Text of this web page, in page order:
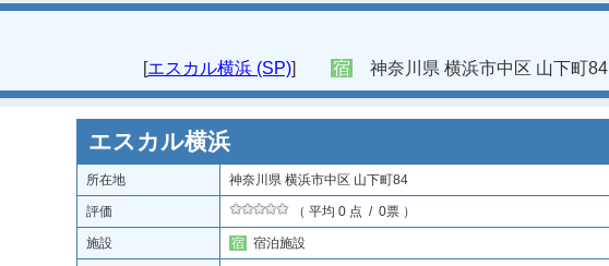
[エスカル横浜 (SP)] 宿 神奈川県 横浜市中区 山下町84
エスカル横浜
所在地 神奈川県 横浜市中区 山下町84
評価 （ 平均 0 点 / 0票 ）
施設 宿 宿泊施設